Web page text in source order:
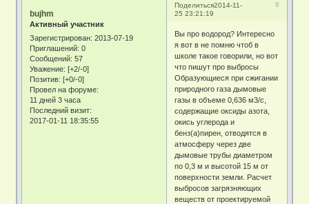
Поделиться 9
2014-11-
25 23:21:19
bujhm
Активный участник
Зарегистрирован: 2013-07-19
Приглашений: 0
Сообщений: 57
Уважение: [+2/-0]
Позитив: [+0/-0]
Провел на форуме:
11 дней 3 часа
Последний визит:
2017-01-11 18:35:55
Вы про водород? Интересно
я вот в не помню чтоб в
школе такое говорили, но вот
что пишут про выбросы
Образующиеся при сжигании
природного газа дымовые
газы в объеме 0,636 м3/с,
содержащие оксиды азота,
окись углерода и
бенз(а)пирен, отводятся в
атмосферу через две
дымовые трубы диаметром
по 0,3 м и высотой 15 м от
поверхности земли. Расчет
выбросов загрязняющих
веществ от проектируемой